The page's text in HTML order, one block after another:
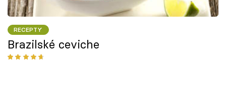
RECEPTY
Brazilské ceviche